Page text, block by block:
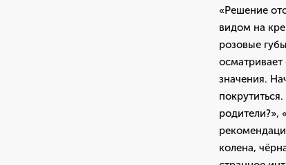
«Решение
видом на
розовые
осматривает
значения.
родители?»,
колена,